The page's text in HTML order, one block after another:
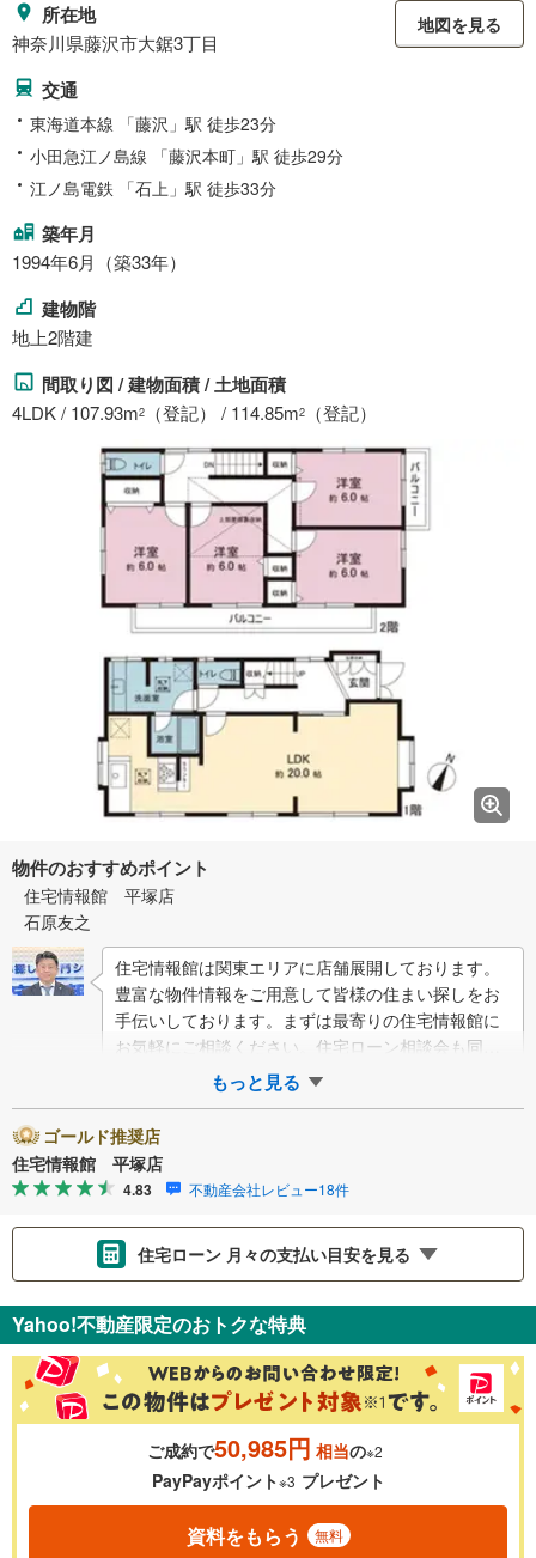
所在地
神奈川県藤沢市大鋸3丁目
地図を見る
交通
東海道本線 「藤沢」駅 徒歩23分
小田急江ノ島線 「藤沢本町」駅 徒歩29分
江ノ島電鉄 「石上」駅 徒歩33分
築年月
1994年6月（築33年）
建物階
地上2階建
間取り図 / 建物面積 / 土地面積
4LDK / 107.93m2 （登記） / 114.85m2 （登記）
物件のおすすめポイント
住宅情報館 平塚店
石原友之
住宅情報館は関東エリアに店舗展開しております。
豊富な物件情報をご用意して皆様の住まい探しをお
手伝いしております。まずは最寄りの住宅情報館に
お気軽にご相談ください。住宅ローン相談会も同時
開催中無理のない住宅ローンの試算やご購入の際
もっと見る
ゴールド推奨店
住宅情報館 平塚店
4.83 不動産会社レビュー18件
住宅ローン 月々の支払い目安を見る
金利 ％
0.01%
Yahoo!不動産限定のおトクな特典
ご成約で50,985円 相当の※2
PayPayポイント※3 プレゼント
資料をもらう 無料